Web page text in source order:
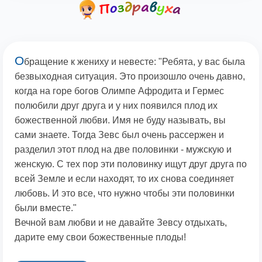
Обращение к жениху и невесте: "Ребята, у вас была
безвыходная ситуация. Это произошло очень давно,
когда на горе богов Олимпе Афродита и Гермес
полюбили друг друга и у них появился плод их
божественной любви. Имя не буду называть, вы
сами знаете. Тогда Зевс был очень рассержен и
разделил этот плод на две половинки - мужскую и
женскую. С тех пор эти половинку ищут друг друга по
всей Земле и если находят, то их снова соединяет
любовь. И это все, что нужно чтобы эти половинки
были вместе."
Вечной вам любви и не давайте Зевсу отдыхать,
дарите ему свои божественные плоды!